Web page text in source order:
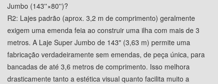
Jumbo (143''×80'')?
R2: Lajes padrão (aprox. 3,2 m de comprimento) geralmente
exigem uma emenda feia ao construir uma ilha com mais de 3
metros. A Laje Super Jumbo de 143" (3,63 m) permite uma
fabricação verdadeiramente sem emendas, de peça única, para
bancadas de até 3,6 metros de comprimento. Isso melhora
drasticamente tanto a estética visual quanto facilita muito a